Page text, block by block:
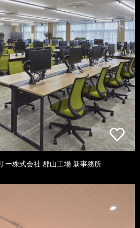
ー株式会社 郡山工場 新事務所